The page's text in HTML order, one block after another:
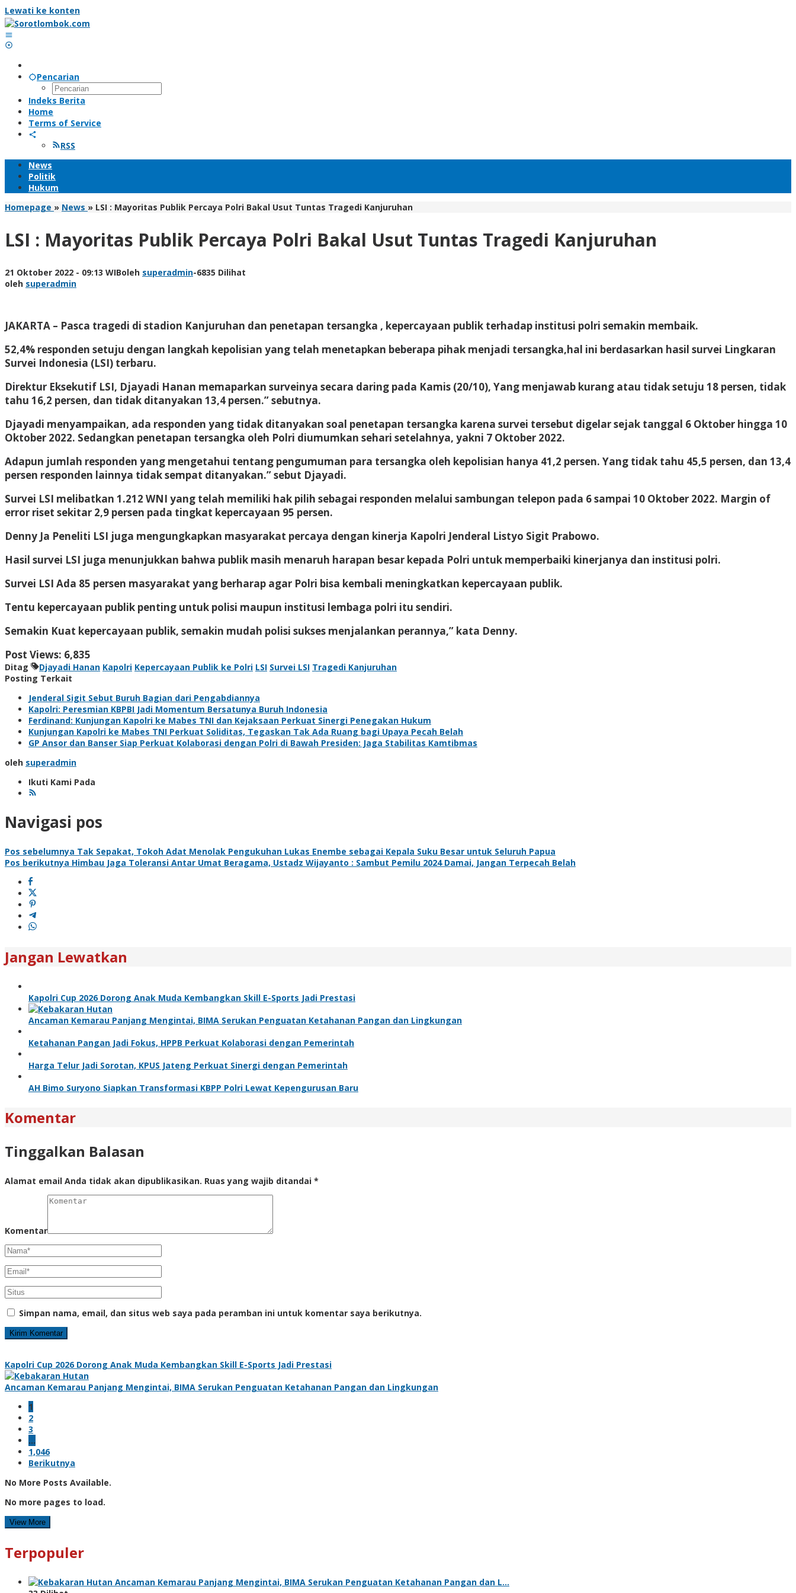
Lewati ke konten
Pencarian
Indeks Berita
Home
Terms of Service
RSS
News
Politik
Hukum
Homepage » News » LSI : Mayoritas Publik Percaya Polri Bakal Usut Tuntas Tragedi Kanjuruhan
LSI : Mayoritas Publik Percaya Polri Bakal Usut Tuntas Tragedi Kanjuruhan
21 Oktober 2022 - 09:13 WIBoleh superadmin-6835 Dilihat
oleh superadmin
JAKARTA – Pasca tragedi di stadion Kanjuruhan dan penetapan tersangka , kepercayaan publik terhadap institusi polri semakin membaik.
52,4% responden setuju dengan langkah kepolisian yang telah menetapkan beberapa pihak menjadi tersangka,hal ini berdasarkan hasil survei Lingkaran
Survei Indonesia (LSI) terbaru.
Direktur Eksekutif LSI, Djayadi Hanan memaparkan surveinya secara daring pada Kamis (20/10), Yang menjawab kurang atau tidak setuju 18 persen, tidak
tahu 16,2 persen, dan tidak ditanyakan 13,4 persen.” sebutnya.
Djayadi menyampaikan, ada responden yang tidak ditanyakan soal penetapan tersangka karena survei tersebut digelar sejak tanggal 6 Oktober hingga 10
Oktober 2022. Sedangkan penetapan tersangka oleh Polri diumumkan sehari setelahnya, yakni 7 Oktober 2022.
Adapun jumlah responden yang mengetahui tentang pengumuman para tersangka oleh kepolisian hanya 41,2 persen. Yang tidak tahu 45,5 persen, dan 13,4
persen responden lainnya tidak sempat ditanyakan.” sebut Djayadi.
Survei LSI melibatkan 1.212 WNI yang telah memiliki hak pilih sebagai responden melalui sambungan telepon pada 6 sampai 10 Oktober 2022. Margin of
error riset sekitar 2,9 persen pada tingkat kepercayaan 95 persen.
Denny Ja Peneliti LSI juga mengungkapkan masyarakat percaya dengan kinerja Kapolri Jenderal Listyo Sigit Prabowo.
Hasil survei LSI juga menunjukkan bahwa publik masih menaruh harapan besar kepada Polri untuk memperbaiki kinerjanya dan institusi polri.
Survei LSI Ada 85 persen masyarakat yang berharap agar Polri bisa kembali meningkatkan kepercayaan publik.
Tentu kepercayaan publik penting untuk polisi maupun institusi lembaga polri itu sendiri.
Semakin Kuat kepercayaan publik, semakin mudah polisi sukses menjalankan perannya,” kata Denny.
Post Views: 6,835
Ditag Djayadi Hanan Kapolri Kepercayaan Publik ke Polri LSI Survei LSI Tragedi Kanjuruhan
Posting Terkait
Jenderal Sigit Sebut Buruh Bagian dari Pengabdiannya
Kapolri: Peresmian KBPBI Jadi Momentum Bersatunya Buruh Indonesia
Ferdinand: Kunjungan Kapolri ke Mabes TNI dan Kejaksaan Perkuat Sinergi Penegakan Hukum
Kunjungan Kapolri ke Mabes TNI Perkuat Soliditas, Tegaskan Tak Ada Ruang bagi Upaya Pecah Belah
GP Ansor dan Banser Siap Perkuat Kolaborasi dengan Polri di Bawah Presiden: Jaga Stabilitas Kamtibmas
oleh superadmin
Ikuti Kami Pada
Navigasi pos
Pos sebelumnya Tak Sepakat, Tokoh Adat Menolak Pengukuhan Lukas Enembe sebagai Kepala Suku Besar untuk Seluruh Papua
Pos berikutnya Himbau Jaga Toleransi Antar Umat Beragama, Ustadz Wijayanto : Sambut Pemilu 2024 Damai, Jangan Terpecah Belah
Jangan Lewatkan
Kapolri Cup 2026 Dorong Anak Muda Kembangkan Skill E-Sports Jadi Prestasi
Ancaman Kemarau Panjang Mengintai, BIMA Serukan Penguatan Ketahanan Pangan dan Lingkungan
Ketahanan Pangan Jadi Fokus, HPPB Perkuat Kolaborasi dengan Pemerintah
Harga Telur Jadi Sorotan, KPUS Jateng Perkuat Sinergi dengan Pemerintah
AH Bimo Suryono Siapkan Transformasi KBPP Polri Lewat Kepengurusan Baru
Komentar
Tinggalkan Balasan
Alamat email Anda tidak akan dipublikasikan. Ruas yang wajib ditandai *
Komentar
Simpan nama, email, dan situs web saya pada peramban ini untuk komentar saya berikutnya.
Kapolri Cup 2026 Dorong Anak Muda Kembangkan Skill E-Sports Jadi Prestasi
Ancaman Kemarau Panjang Mengintai, BIMA Serukan Penguatan Ketahanan Pangan dan Lingkungan
1
2
3
…
1,046
Berikutnya
No More Posts Available.
No more pages to load.
View More
Terpopuler
Ancaman Kemarau Panjang Mengintai, BIMA Serukan Penguatan Ketahanan Pangan dan L…